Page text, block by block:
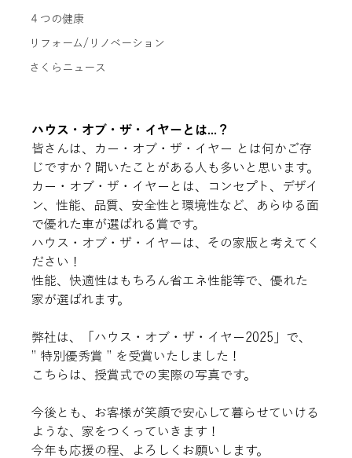
４つの健康
リフォーム/リノベーション
さくらニュース
ハウス・オブ・ザ・イヤーとは...？
皆さんは、カー・オブ・ザ・イヤー とは何かご存
じですか？聞いたことがある人も多いと思います。
カー・オブ・ザ・イヤーとは、コンセプト、デザイ
ン、性能、品質、安全性と環境性など、あらゆる面
で優れた車が選ばれる賞です。
ハウス・オブ・ザ・イヤーは、その家版と考えてく
ださい！
性能、快適性はもちろん省エネ性能等で、優れた
家が選ばれます。
弊社は、「ハウス・オブ・ザ・イヤー2025」で、
” 特別優秀賞 ” を受賞いたしました！
こちらは、授賞式での実際の写真です。
今後とも、お客様が笑顔で安心して暮らせていける
ような、家をつくっていきます！
今年も応援の程、よろしくお願いします。